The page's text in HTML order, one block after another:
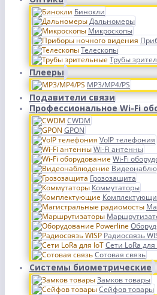
Бинокли
Дальномеры
Микроскопы
Телескопы
Трубы
Плееры
MP3/MP4/PS
Подавители связи
Профессиональное Wi-Fi
CWDM
GPON
VoIP телефония
Wi-Fi антенны
Wi-Fi
Грозозащита
Коммутаторы
Радиосвязь
Сети LoRa для
Сотовая связь
Системы биометрические
Замков товары
Сейфов товары